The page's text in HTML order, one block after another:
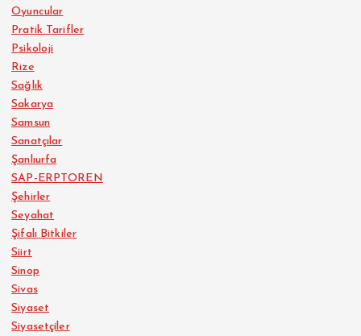
Oyuncular
Pratik Tarifler
Psikoloji
Rize
Sağlık
Sakarya
Samsun
Sanatçılar
Şanlıurfa
SAP-ERPTOREN
Şehirler
Seyahat
Şifalı Bitkiler
Siirt
Sinop
Sivas
Siyaset
Siyasetçiler